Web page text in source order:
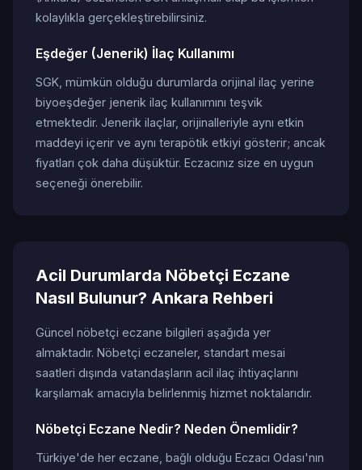
kolaylıkla gerçekleştirebilirsiniz.
Eşdeğer (Jenerik) İlaç Kullanımı
SGK, mümkün olduğu durumlarda orijinal ilaç yerine
biyoeşdeğer jenerik ilaç kullanımını teşvik
etmektedir. Jenerik ilaçlar, orijinalleriyle aynı etkin
maddeyi içerir ve aynı terapötik etkiyi gösterir; ancak
fiyatları çok daha düşüktür. Eczacınız size en uygun
seçeneği önerebilir.
Acil Durumlarda Nöbetçi Eczane
Nasıl Bulunur? Ankara Rehberi
Güncel nöbetçi eczane bilgileri aşağıda yer
almaktadır. Nöbetçi eczaneler, standart mesai
saatleri dışında vatandaşların acil ilaç ihtiyaçlarını
karşılamak amacıyla belirlenmiş hizmet noktalarıdır.
Nöbetçi Eczane Nedir? Neden Önemlidir?
Türkiye'de her eczane, bağlı olduğu Eczacı Odası'nın